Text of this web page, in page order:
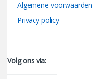
Algemene voorwaarden
Privacy policy
Volg ons via: